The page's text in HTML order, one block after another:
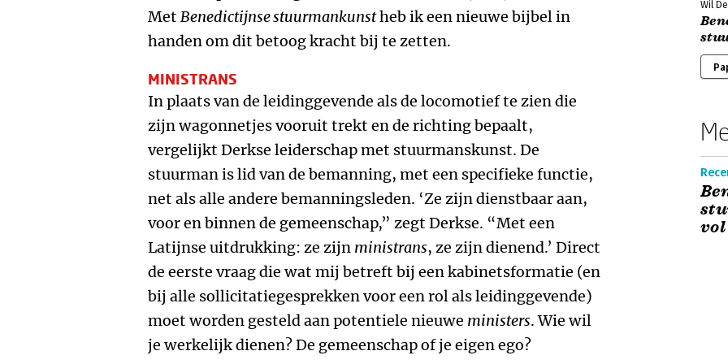
Met Benedictijnse stuurmankunstheb ik een nieuwe bijbel in
handen om dit betoog kracht bij te zetten.
MINISTRANS
In plaats van de leidinggevende als de locomotief te zien die
zijn wagonnetjes vooruit trekt en de richting bepaalt,
vergelijkt Derkse leiderschap met stuurmanskunst. De
stuurman is lid van de bemanning, met een specifieke functie,
net als alle andere bemanningsleden. ‘Ze zijn dienstbaar aan,
voor en binnen de gemeenschap,” zegt Derkse. “Met een
Latijnse uitdrukking: ze zijn ministrans, ze zijn dienend.’ Direct
de eerste vraag die wat mij betreft bij een kabinetsformatie (en
bij alle sollicitatiegesprekken voor een rol als leidinggevende)
moet worden gesteld aan potentiele nieuwe ministers. Wie wil
je werkelijk dienen? De gemeenschap of je eigen ego?
Wil
vol